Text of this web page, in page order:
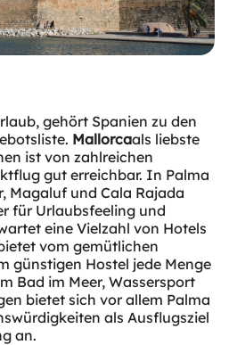
gehört Spanien zu den
Mallorcaals liebste
ist von zahlreichen
gut erreichbar. In Palma
Magaluf und Cala Rajada
für Urlaubsfeeling und
eine Vielzahl von Hotels
vom gemütlichen
günstigen Hostel jede Menge
Bad im Meer, Wassersport
bietet sich vor allem Palma
als Ausflugsziel
an.